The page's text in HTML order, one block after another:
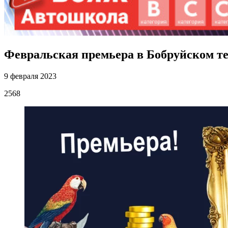
Февральская премьера в Бобруйском
9 февраля 2023
2568